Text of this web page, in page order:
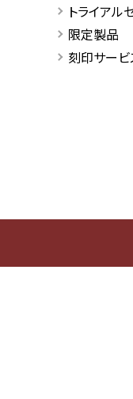
トライアル
限定製品
刻印サービ